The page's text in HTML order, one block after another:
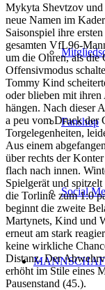
Fanshop
Social
Mykyta Shevtzov und
neue Namen im
Saisonspiel ihre
gesamten VfL96-
um die Ohren, als die
Offensivmodus
Tommy Kind
oder blieben mit
hängen. Nach dieser
a peu vom Druck der
Torgelegenheiten,
Aus einem
über rechts der
flach nach innen.
Spielgerät und
die Torlinie zum 1:0
beginnt die zweite
Martynets, Kind und
erneut am stark
keine wirkliche
Distanz. Der
erhöht im Stile eines
Pausenstand (45.).